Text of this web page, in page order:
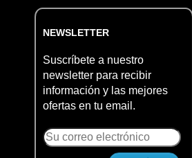
NEWSLETTER
Suscríbete a nuestro
newsletter para recibir
información y las mejores
ofertas en tu email.